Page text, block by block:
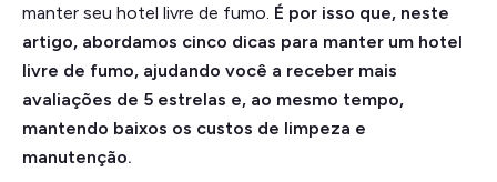
manter seu hotel livre de fumo. É por isso que, neste
artigo, abordamos cinco dicas para manter um hotel
livre de fumo, ajudando você a receber mais
avaliações de 5 estrelas e, ao mesmo tempo,
mantendo baixos os custos de limpeza e
manutenção.